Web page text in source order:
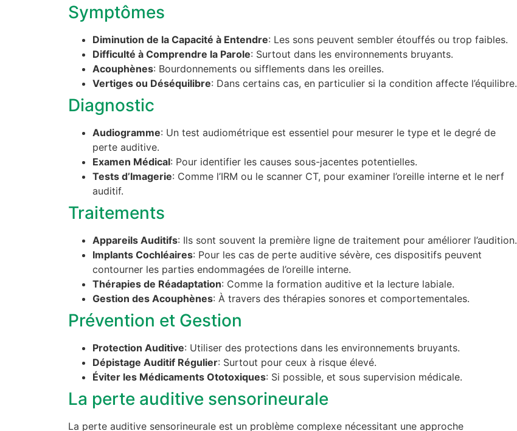
Symptômes
Diminution de la Capacité à Entendre: Les sons peuvent sembler étouffés ou trop faibles.
Difficulté à Comprendre la Parole: Surtout dans les environnements bruyants.
Acouphènes: Bourdonnements ou sifflements dans les oreilles.
Vertiges ou Déséquilibre: Dans certains cas, en particulier si la condition affecte l’équilibre.
Diagnostic
Audiogramme: Un test audiométrique est essentiel pour mesurer le type et le degré de
perte auditive.
Examen Médical: Pour identifier les causes sous-jacentes potentielles.
Tests d’Imagerie: Comme l’IRM ou le scanner CT, pour examiner l’oreille interne et le nerf
auditif.
Traitements
Appareils Auditifs: Ils sont souvent la première ligne de traitement pour améliorer l’audition.
Implants Cochléaires: Pour les cas de perte auditive sévère, ces dispositifs peuvent
contourner les parties endommagées de l’oreille interne.
Thérapies de Réadaptation: Comme la formation auditive et la lecture labiale.
Gestion des Acouphènes: À travers des thérapies sonores et comportementales.
Prévention et Gestion
Protection Auditive: Utiliser des protections dans les environnements bruyants.
Dépistage Auditif Régulier: Surtout pour ceux à risque élevé.
Éviter les Médicaments Ototoxiques: Si possible, et sous supervision médicale.
La perte auditive sensorineurale
La perte auditive sensorineurale est un problème complexe nécessitant une approche